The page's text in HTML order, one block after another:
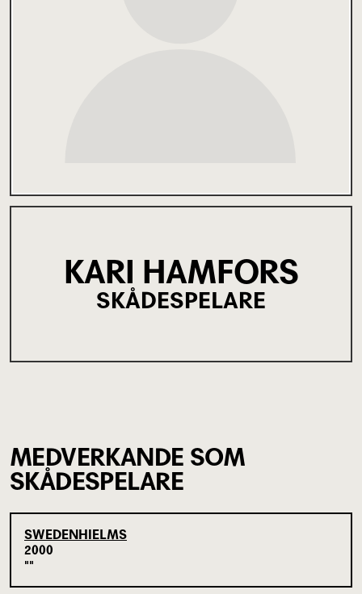
KARI HAMFORS
SKÅDESPELARE
MEDVERKANDE SOM
SKÅDESPELARE
SWEDENHIELMS
2000